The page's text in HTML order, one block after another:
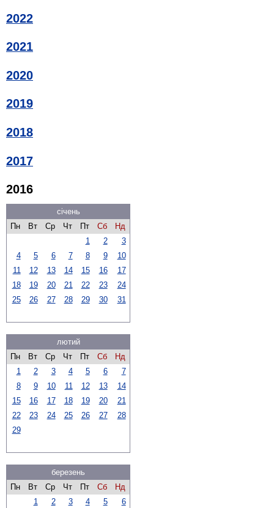
2022
2021
2020
2019
2018
2017
2016
січень
Пн
Вт Ср Чт Пт Сб
Нд
1
2
3
4
5 6 7 8 9
10
11
12 13 14 15 16
17
18
19 20 21 22 23
24
25
26 27 28 29 30 31
лютий
Пн
Вт Ср Чт Пт Сб
Нд
1
2 3 4 5 6
7
8
9 10 11 12 13
14
15
16 17 18 19 20
21
22
23 24 25 26 27
28
29
березень
Пн
Вт Ср Чт Пт Сб
Нд
1
2 3 4 5 6